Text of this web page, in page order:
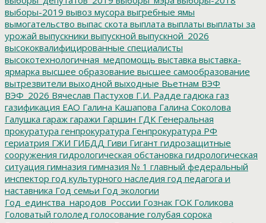
выборы-2019 вывоз мусора выгребные ямы
вымогательство выпас скота выплата выплаты выплаты за
урожай выпускники выпускной выпускной_2026
высококвалифицированные специалисты
высокотехнологичная_медпомощь выставка выставка-
ярмарка высшее образование высшее самообразование
вытрезвители выходной выходные Вьетнам ВЭФ
ВЭФ_2026 Вячеслав Пастухов Г.И. Радде гадюка газ
газификация ЕАО Галина Кашапова Галина Соколова
Галушка гараж гаражи Гаршин ГДК Генеральная
прокуратура генпрокуратура Генпрокуратура РФ
гериатрия ГЖИ ГИБДД Гиви Гигант гидрозащитные
сооружения гидрологическая обстановка гидрологическая
ситуация гимназия гимназия № 1 главный федеральный
инспектор год культурного наследия год педагога и
наставника Год семьи Год экологии
Год_единства_народов_России Гознак ГОК Голикова
Головатый гололед голосование голубая сорока